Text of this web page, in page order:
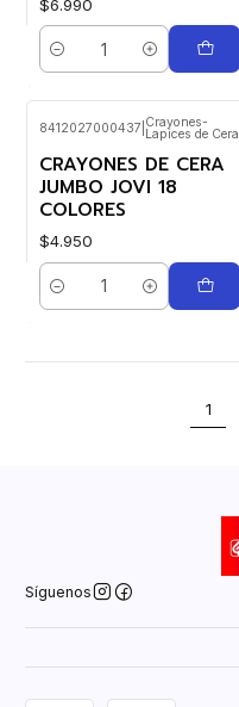
$6.990
Cantidad
8412027000437 Crayones-
Lapices de Cera
CRAYONES DE CERA
JUMBO JOVI 18
COLORES
$4.950
Cantidad
1
Síguenos